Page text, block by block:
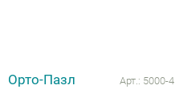
Орто-Пазл Арт.: 5000-4